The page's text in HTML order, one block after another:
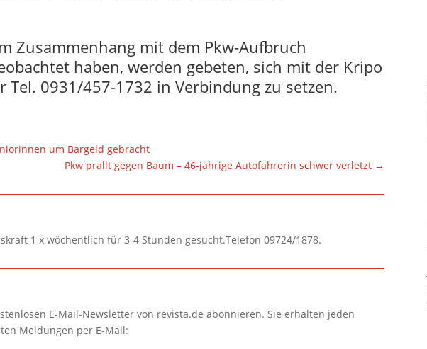
Zusammenhang mit dem Pkw-Aufbruch
haben, werden gebeten, sich mit der Kripo
Tel. 0931/457-1732 in Verbindung zu setzen.
um Bargeld gebracht
Pkw prallt gegen Baum – 46-jährige Autofahrerin schwer verletzt →
1 x wöchentlich für 3-4 Stunden gesucht.Telefon 09724/1878.
E-Mail-Newsletter von revista.de abonnieren. Sie erhalten jeden
Meldungen per E-Mail: